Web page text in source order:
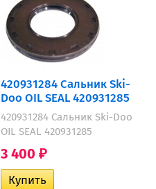
420931284 Сальник Ski-
Doo OIL SEAL 420931285
420931284 Сальник Ski-Doo
OIL SEAL 420931285
3 400 ₽